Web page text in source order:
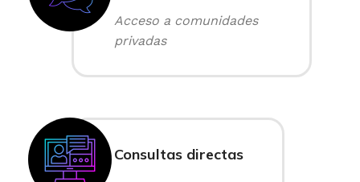
Acceso a comunidades
privadas
Consultas directas